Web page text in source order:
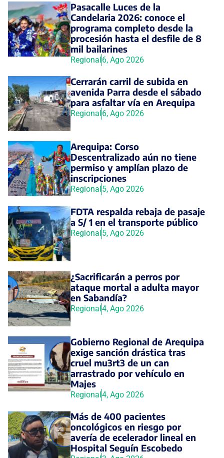
Pasacalle Luces de la
Candelaria 2026: conoce el
programa completo desde la
procesión hasta el desfile de 8
mil bailarines
Regional6, Ago 2026
Cerrarán carril de subida en
avenida Parra desde el sábado
para asfaltar vía en Arequipa
Regional6, Ago 2026
Arequipa: Corso
Descentralizado aún no tiene
permiso y amplían plazo de
inscripciones
Regional5, Ago 2026
FDTA respalda rebaja de pasaje
a S/ 1 en el transporte público
Regional5, Ago 2026
¿Sacrificarán a perros por
ataque mortal a adulta mayor
en Sabandía?
Regional4, Ago 2026
Gobierno Regional de Arequipa
exige sanción drástica tras
cruel mu3rt3 de un can
arrastrado por vehículo en
Majes
Regional4, Ago 2026
Más de 400 pacientes
oncológicos en riesgo por
avería de ecelerador lineal en
Hospital Seguín Escobedo